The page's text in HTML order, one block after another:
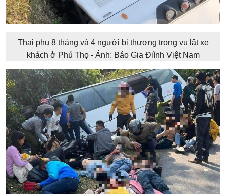
Thai phụ 8 tháng và 4 người bị thương trong vụ lật xe
khách ở Phú Thọ - Ảnh: Báo Gia Điình Việt Nam